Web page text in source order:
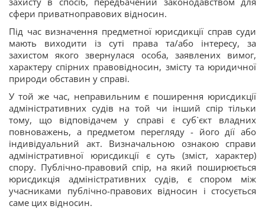
сфери приватноправових відносин.
Під час визначення предметної юрисдикції справ суди
мають виходити із суті права та/або інтересу, за
захистом якого звернулася особа, заявлених вимог,
характеру спірних правовідносин, змісту та юридичної
природи обставин у справі.
У той же час, неправильним є поширення юрисдикції
адміністративних судів на той чи інший спір тільки
тому, що відповідачем у справі є суб`єкт владних
повноважень, а предметом перегляду - його дії або
індивідуальний акт. Визначальною ознакою справи
адміністративної юрисдикції є суть (зміст, характер)
спору. Публічно-правовий спір, на який поширюється
юрисдикція адміністративних судів, є спором між
учасниками публічно-правових відносин і стосується
саме цих відносин.